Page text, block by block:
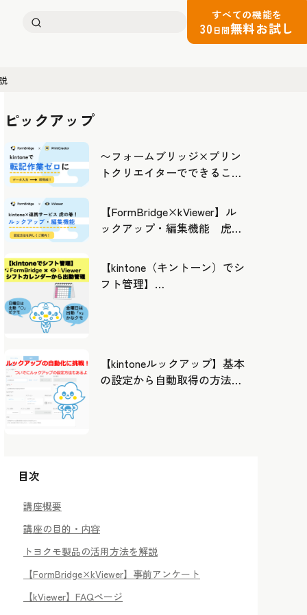
検
すべての機能を
30 日間無料お試し
ピックアップ
〜フォームブリッジ×プリン
トクリエイターでできるこ
よう
【FormBridge×kViewer】ル
ックアップ・編集機能 虎の
【kintone（キントーン）でシ
フト管理】
【kintoneルックアップ】基本
の設定から自動取得の方法ま
目次
講座概要
講座の目的・内容
トヨクモ製品の活用方法を解説
【FormBridge×kViewer】事前アンケート
【kViewer】FAQページ